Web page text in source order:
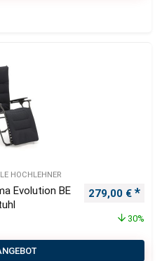
HOCHLEHNER
Evolution BE
279,00 €
30%